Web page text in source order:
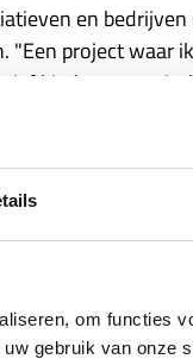
om functies
gebruik van onze
en bedrijven
"Een project waar
biedt economische
op de rit te
zoals een
helpen met
lokale
en zijn leven
ontzettend
naar